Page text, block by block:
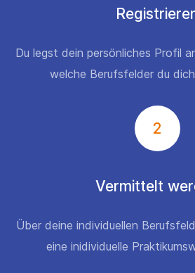
Du legst dein persönliches Profil
welche Berufsfelder du
2
Vermittelt
Über deine individuellen
eine inidividuelle